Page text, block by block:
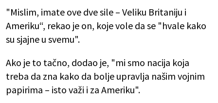
"Mislim, imate ove dve sile – Veliku Britaniju i
Ameriku“, rekao je on, koje vole da se "hvale kako
su sjajne u svemu".
Ako je to tačno, dodao je, "mi smo nacija koja
treba da zna kako da bolje upravlja našim vojnim
papirima – isto važi i za Ameriku".